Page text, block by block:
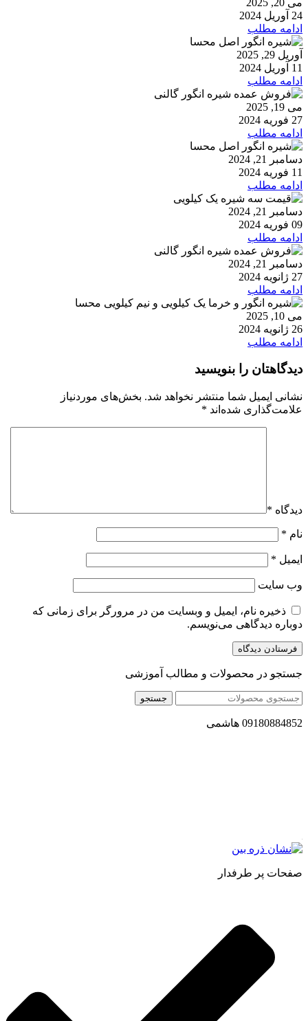
می 20, 2025
24 آوریل 2024
ادامه مطلب
آوریل 29, 2025
11 آوریل 2024
ادامه مطلب
می 19, 2025
27 فوریه 2024
ادامه مطلب
دسامبر 21, 2024
11 فوریه 2024
ادامه مطلب
دسامبر 21, 2024
09 فوریه 2024
ادامه مطلب
دسامبر 21, 2024
27 ژانویه 2024
ادامه مطلب
می 10, 2025
26 ژانویه 2024
ادامه مطلب
دیدگاهتان را بنویسید
نشانی ایمیل شما منتشر نخواهد شد. بخش‌های موردنیاز
علامت‌گذاری شده‌اند *
دیدگاه *
نام *
ایمیل *
وب‌ سایت
ذخیره نام، ایمیل و وبسایت من در مرورگر برای زمانی که
دوباره دیدگاهی می‌نویسم.
جستجو در محصولات و مطالب آموزشی
جستجو
09180884852 هاشمی
صفحات پر طرفدار